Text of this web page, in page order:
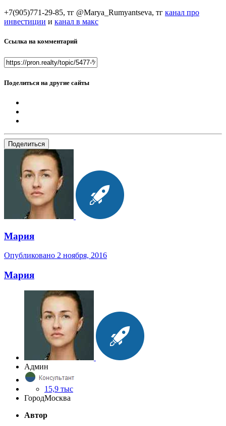
+7(905)771-29-85, тг @Marya_Rumyantseva, тг канал про
инвестиции и канал в макс
Ссылка на комментарий
Поделиться на другие сайты
Поделиться
Мария
Опубликовано 2 ноября, 2016
Мария
Админ
15,9 тыс
ГородМосква
Автор